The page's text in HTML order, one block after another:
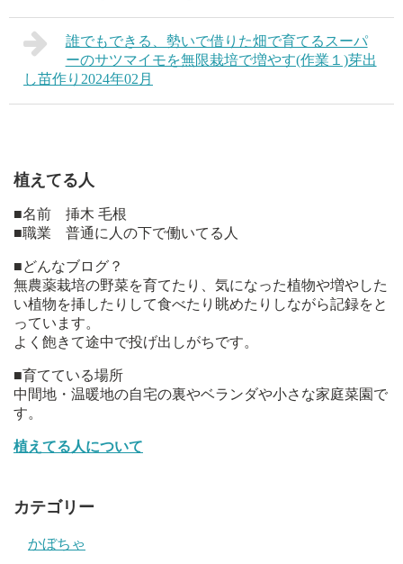
誰でもできる、勢いで借りた畑で育てるスーパ
ーのサツマイモを無限栽培で増やす(作業１)芽出
し苗作り2024年02月
植えてる人
■名前 挿木 毛根
■職業 普通に人の下で働いてる人
■どんなブログ？
無農薬栽培の野菜を育てたり、気になった植物や増やした
い植物を挿したりして食べたり眺めたりしながら記録をと
っています。
よく飽きて途中で投げ出しがちです。
■育てている場所
中間地・温暖地の自宅の裏やベランダや小さな家庭菜園で
す。
植えてる人について
カテゴリー
かぼちゃ